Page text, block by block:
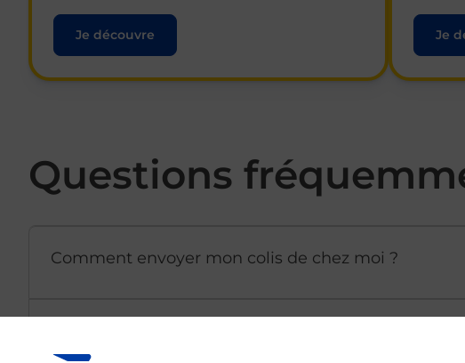
Je découvre Je
Questions
Comment envoyer mon colis de chez moi ?